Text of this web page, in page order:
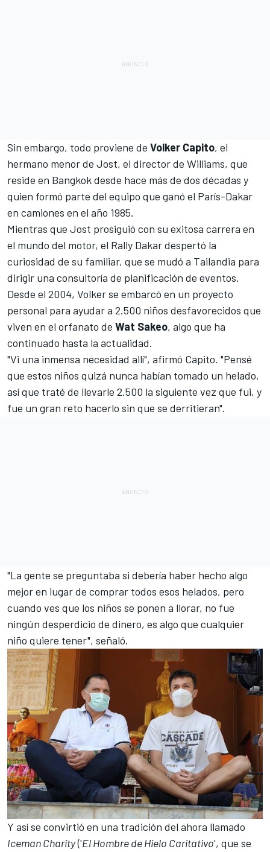
Sin embargo, todo proviene de Volker Capito, el
hermano menor de Jost, el director de Williams, que
reside en Bangkok desde hace más de dos décadas y
quien formó parte del equipo que ganó el París-Dakar
en camiones en el año 1985.
Mientras que Jost prosiguió con su exitosa carrera en
el mundo del motor, el Rally Dakar despertó la
curiosidad de su familiar, que se mudó a Tailandia para
dirigir una consultoría de planificación de eventos.
Desde el 2004, Volker se embarcó en un proyecto
personal para ayudar a 2.500 niños desfavorecidos que
viven en el orfanato de Wat Sakeo, algo que ha
continuado hasta la actualidad.
"Vi una inmensa necesidad allí", afirmó Capito. "Pensé
que estos niños quizá nunca habían tomado un helado,
así que traté de llevarle 2.500 la siguiente vez que fui, y
fue un gran reto hacerlo sin que se derritieran".
"La gente se preguntaba si debería haber hecho algo
mejor en lugar de comprar todos esos helados, pero
cuando ves que los niños se ponen a llorar, no fue
ningún desperdicio de dinero, es algo que cualquier
niño quiere tener", señaló.
Y así se convirtió en una tradición del ahora llamado
Iceman Charity('El Hombre de Hielo Caritativo', que se